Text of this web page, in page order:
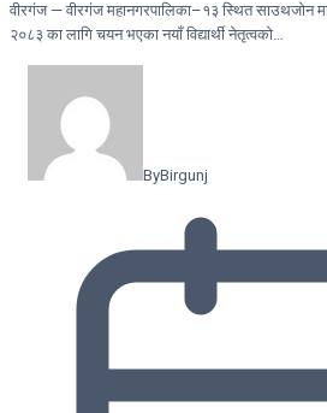
वीरगंज — वीरगंज महानगरपालिका–१३ स्थित साउथजोन
२०८३ का लागि चयन भएका नयाँ विद्यार्थी नेतृत्वको…
ByBirgunj